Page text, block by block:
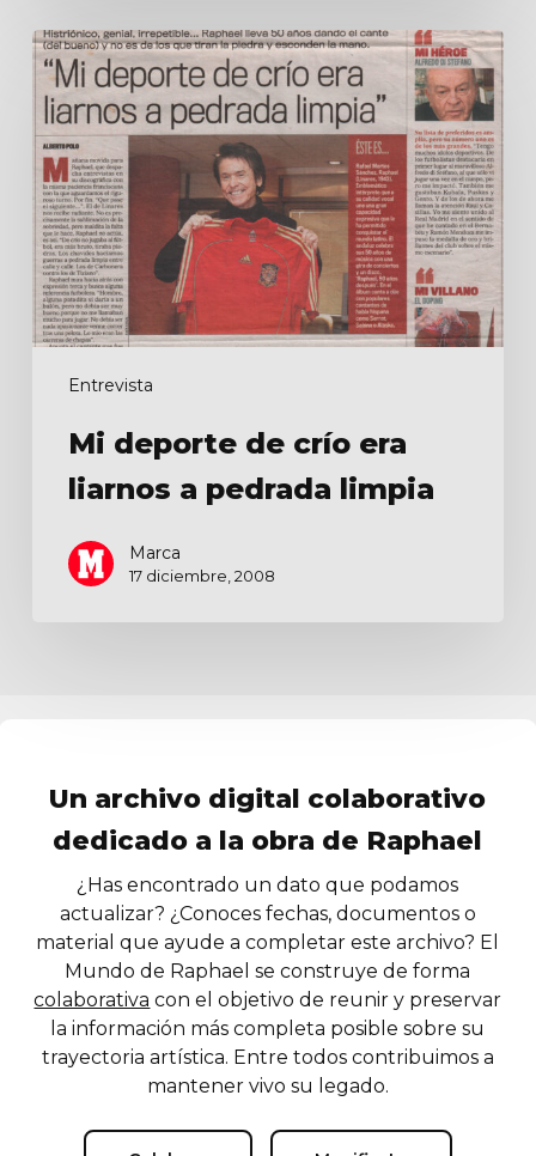
Entrevista
Mi
deporte
de
crío
era
liarnos
pedrada
limpia
Mi deporte de crío era
liarnos a pedrada limpia
Marca
17 diciembre, 2008
Un archivo digital colaborativo
dedicado a la obra de Raphael
¿Has encontrado un dato que podamos
actualizar? ¿Conoces fechas, documentos o
material que ayude a completar este archivo? El
Mundo de Raphael se construye de forma
colaborativa con el objetivo de reunir y preservar
la información más completa posible sobre su
trayectoria artística. Entre todos contribuimos a
mantener vivo su legado.